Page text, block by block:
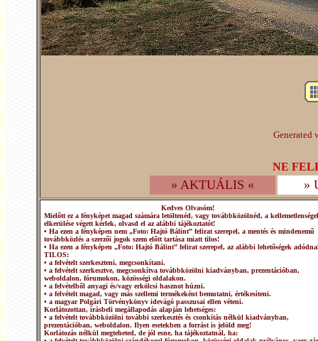
Generated
NE
» AKTUÁLIS « »
Kedves Olvasóm!
Mielőtt ez a fényképet magad számára letöltenéd, vagy továbbközölnéd, a
elkerülése végett kérlek, olvasd el az alábbi tájékoztatót!
• Ha ezen a fényképen nem „Foto: Hajtó Bálint” felirat szerepel, a mentés és mindenemű
továbbközlés a szerzői jogok szem előtt tartása miatt tilos!
• Ha ezen a fényképen „Foto: Hajtó Bálint” felirat szerepel, az alábbi lehetőségek
TILOS:
• a felvételt szerkeszteni, megcsonkítani.
• a felvételt szerkesztve, megcsonkítva továbbközölni kiadványban, prezentációban,
weboldalon, fórumokon, közösségi oldalakon.
• a felvételből anyagi és/vagy erkölcsi hasznot húzni.
• a felvételt magad, vagy más szellemi termékeként bemutatni, értékesíteni.
• a magyar Polgári Törvénykönyv idevágó passzusai ellen véteni.
Korlátozottan, írásbeli megállapodás alapján lehetséges:
• a felvételt továbbközölni további szerkesztés és csonkítás nélkül kiadványban,
prezentációban, weboldalon. Ilyen esetekben a forrást is jelöld meg!
Korlátozás nélkül megteheted, de jól esne, ha tájékoztatnál, ha: